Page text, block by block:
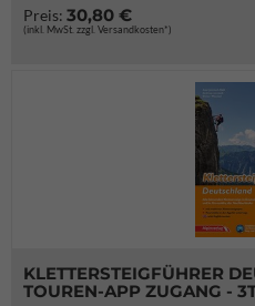
Preis: 30,80 €
(inkl. MwSt. zzgl. Versandkosten*)
KLETTERSTEIGFÜHRER
TOUREN-APP ZUGANG -